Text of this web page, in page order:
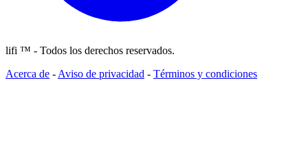
lifi ™ - Todos los derechos reservados.
Acerca de - Aviso de privacidad - Términos y condiciones